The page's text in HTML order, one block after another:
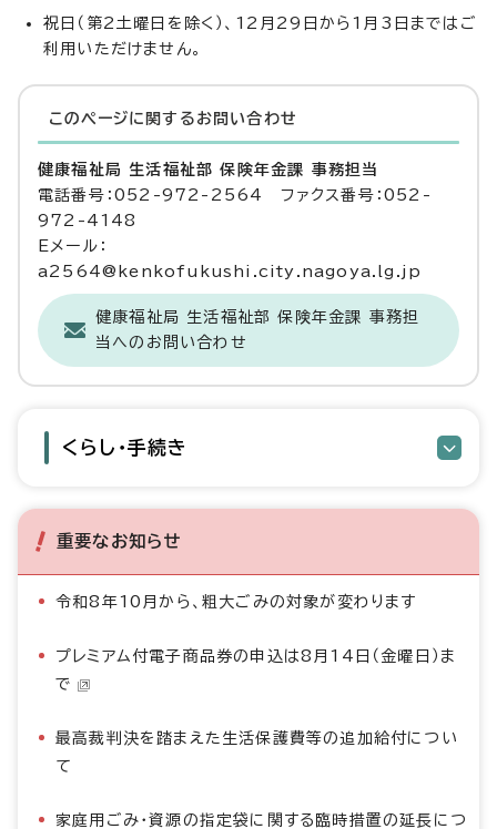
祝日（第2土曜日を除く）、12月29日から1月3日まではご
利用いただけません。
このページに関する お問い合わせ
健康福祉局 生活福祉部 保険年金課 事務担当
電話番号：052-972-2564 ファクス番号：052-
972-4148
Eメール：
a2564@kenkofukushi.city.nagoya.lg.jp
健康福祉局 生活福祉部 保険年金課 事務担
当へのお問い合わせ
くらし・手続き
重要なお知らせ
令和8年10月から、粗大ごみの対象が変わります
プレミアム付電子商品券の申込は8月14日（金曜日）ま
で
最高裁判決を踏まえた生活保護費等の追加給付につい
て
家庭用ごみ・資源の指定袋に関する臨時措置の延長につ